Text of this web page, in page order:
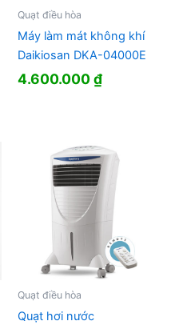
Quạt điều hòa
Máy làm mát không khí
Daikiosan DKA-04000E
4.600.000₫
Quạt điều hòa
Quạt hơi nước